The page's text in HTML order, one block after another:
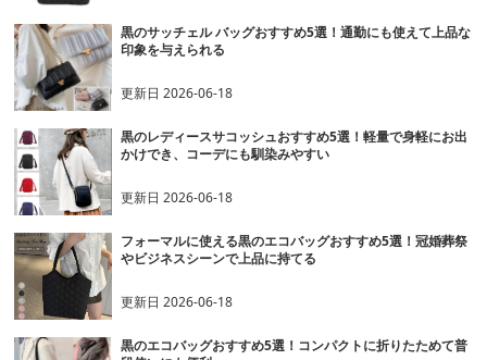
黒のサッチェル バッグおすすめ5選！通勤にも使えて上品な
印象を与えられる
更新日2026-06-18
黒のレディースサコッシュおすすめ5選！軽量で身軽にお出
かけでき、コーデにも馴染みやすい
更新日2026-06-18
フォーマルに使える黒のエコバッグおすすめ5選！冠婚葬祭
やビジネスシーンで上品に持てる
更新日2026-06-18
黒のエコバッグおすすめ5選！コンパクトに折りたためて普